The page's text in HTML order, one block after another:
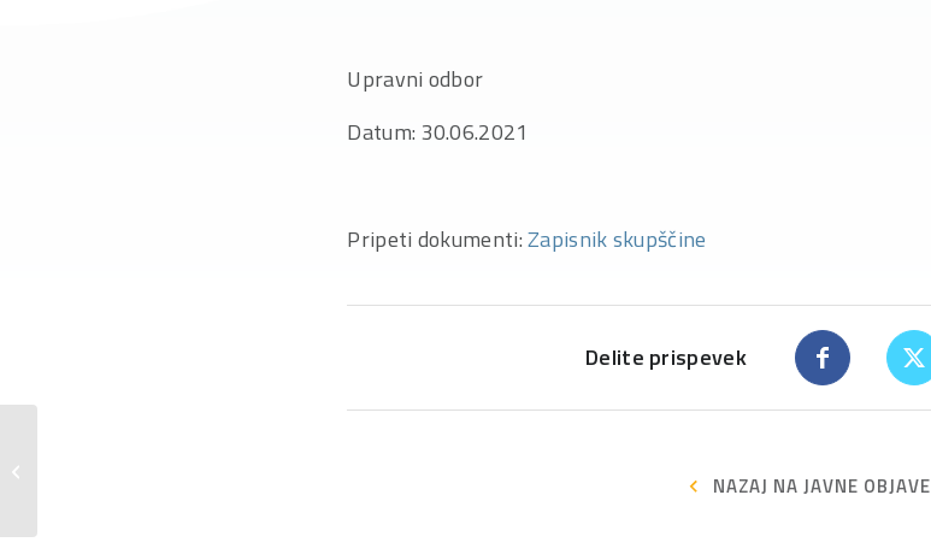
Upravni odbor
Datum: 30.06.2021
Pripeti dokumenti:Zapisnik skupščine
Delite prispevek
NAZAJ NA JAVNE OBJAVE